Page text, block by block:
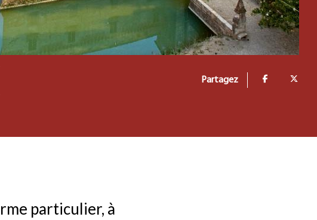
Partagez
particulier, à